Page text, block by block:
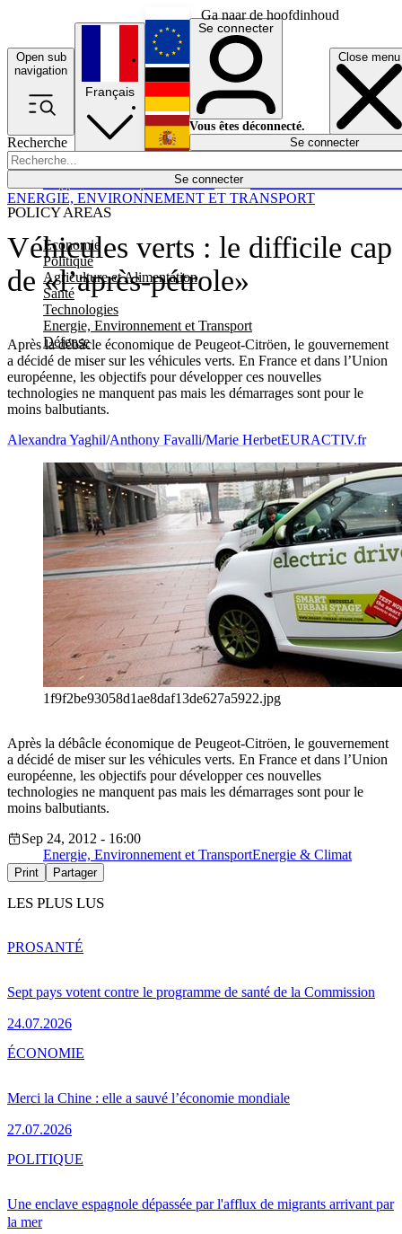
Ga naar de hoofdinhoud
Open sub
navigation
Close menu
Recherche
Se connecter
POLICY AREAS
Economie
Politique
Agriculture et Alimentation
Santé
Technologies
Energie, Environnement et Transport
Défense
Économie
Français
English
Deutsch
Español
Se connecter
Vous êtes déconnecté.
Se connecter
Véhicules verts : le difficile cap
de «l’après-pétrole»
Après la débâcle économique de Peugeot-Citröen, le gouvernement
a décidé de miser sur les véhicules verts. En France et dans l’Union
européenne, les objectifs pour développer ces nouvelles
technologies ne manquent pas mais les démarrages sont pour le
moins balbutiants.
ENERGIE, ENVIRONNEMENT ET TRANSPORT
Alexandra Yaghil/Anthony Favalli/Marie HerbetEURACTIV.fr
1f9f2be93058d1ae8daf13de627a5922.jpg
Après la débâcle économique de Peugeot-Citröen, le gouvernement
a décidé de miser sur les véhicules verts. En France et dans l’Union
européenne, les objectifs pour développer ces nouvelles
technologies ne manquent pas mais les démarrages sont pour le
moins balbutiants.
Sep 24, 2012 - 16:00
Energie, Environnement et TransportEnergie & Climat
Print Partager
LES PLUS LUS
Sept pays votent contre le programme de santé de la Commission
24.07.2026
PROSANTÉ
Merci la Chine : elle a sauvé l’économie mondiale
27.07.2026
ÉCONOMIE
Une enclave espagnole dépassée par l'afflux de migrants arrivant par
la mer
POLITIQUE